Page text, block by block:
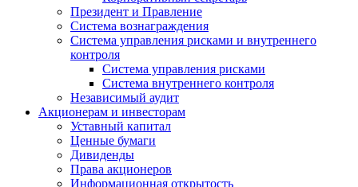
Президент и Правление
Система вознаграждения
Система управления рисками и внутреннего
контроля
Система управления рисками
Система внутреннего контроля
Независимый аудит
Акционерам и инвесторам
Уставный капитал
Ценные бумаги
Дивиденды
Права акционеров
Информационная открытость